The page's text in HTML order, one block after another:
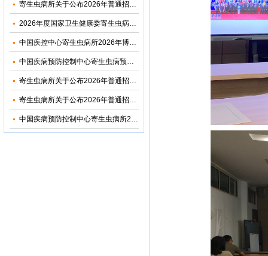
寄生虫病所关于公布2026年普通招考博士考生调剂复试名单的通知
2026年度国家卫生健康委寄生虫病原与媒介生物学重点实验室开放课题申请通知
中国疾控中心寄生虫病所2026年博士研究生招生调剂信息公布
中国疾病预防控制中心寄生虫病预防控制所2026年部门预算
寄生虫病所关于公布2026年普通招考公共卫生博士考生复试名单的通知
寄生虫病所关于公布2026年普通招考学术学位博士考生复试名单的通知
中国疾病预防控制中心寄生虫病所2024年度部门决算